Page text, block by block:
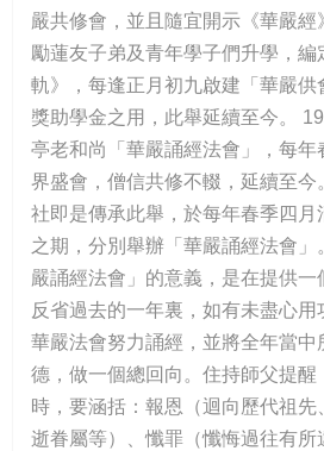
嚴共修會，並且隨宜開示《華嚴經
勵蓮友子弟及青年學子們升學，編
軌》，每逢正月初九啟建「華嚴供
獎助學金之用，此舉延續至今。
亭老和尚「華嚴誦經法會」，每年
界盛會，僧信共修不輟，延續至今
社即是傳承此舉，於每年春季四月
之期，分別舉辦「華嚴誦經法會
嚴誦經法會」的意義，是在提供一
反省過去的一年裏，如有未盡心
華嚴法會努力誦經，並將全年當中
德，做一個總回向。住持師父提醒
時，要涵括：報恩（迴向歷代祖先
逝眷屬等）、懺罪（懺悔過往有所